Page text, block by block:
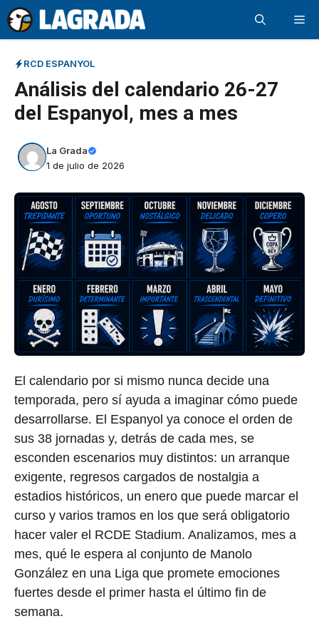
Saltar
al
contenido
RCD ESPANYOL
Análisis del calendario 26-27
del Espanyol, mes a mes
La Grada
1 de julio de 2026
El calendario por si mismo nunca decide una
temporada, pero sí ayuda a imaginar cómo puede
desarrollarse. El Espanyol ya conoce el orden de
sus 38 jornadas y, detrás de cada mes, se
esconden escenarios muy distintos: un arranque
exigente, regresos cargados de nostalgia a
estadios históricos, un enero que puede marcar el
curso y varios tramos en los que será obligatorio
hacer valer el RCDE Stadium. Analizamos, mes a
mes, qué le espera al conjunto de Manolo
González en una Liga que promete emociones
fuertes desde el primer hasta el último fin de
semana.